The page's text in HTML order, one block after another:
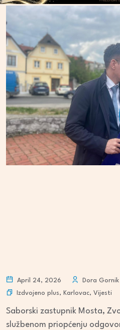
April 24, 2026
Dora Gornik
Izdvojeno plus, Karlovac, Vijesti
Saborski zastupnik Mosta,
službenom priopćenju